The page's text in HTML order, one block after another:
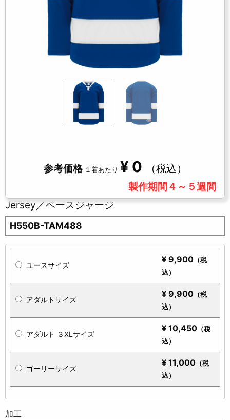
参考価格 １着あたり ¥ 0 （税込）
製作期間４～５週間
Jersey／ベースジャージ
H550B-TAM488
ユースサイズ
¥ 9,900 （税
込）
アダルトサイズ
¥ 9,900 （税
込）
アダルト ３XLサイズ
¥ 10,450 （税
込）
ゴーリーサイズ
¥ 11,000 （税
込）
加工